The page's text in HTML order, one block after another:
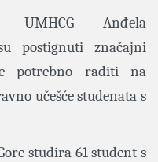
UMHCG Anđela
postignuti značajni
potrebno raditi na
učešće studenata s
studira 61 student s